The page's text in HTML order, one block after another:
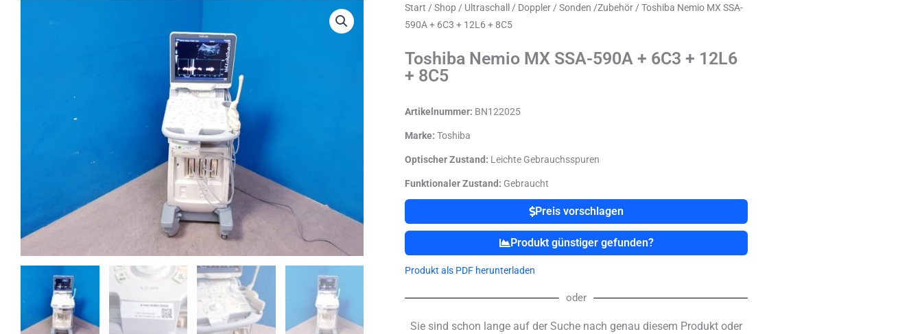
Start / Shop / Ultraschall / Doppler / Sonden /Zubehör / Toshiba Nemio MX SSA-
590A + 6C3 + 12L6 + 8C5
Toshiba Nemio MX SSA-590A + 6C3 + 12L6
+ 8C5
Artikelnummer: BN122025
Marke: Toshiba
Optischer Zustand: Leichte Gebrauchsspuren
Funktionaler Zustand: Gebraucht
Preis vorschlagen
Produkt günstiger gefunden?
Produkt als PDF herunterladen
oder
Sie sind schon lange auf der Suche nach genau diesem Produkt oder